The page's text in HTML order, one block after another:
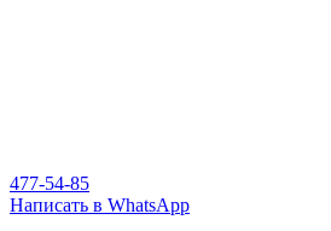
477-54-85
Написать в WhatsApp